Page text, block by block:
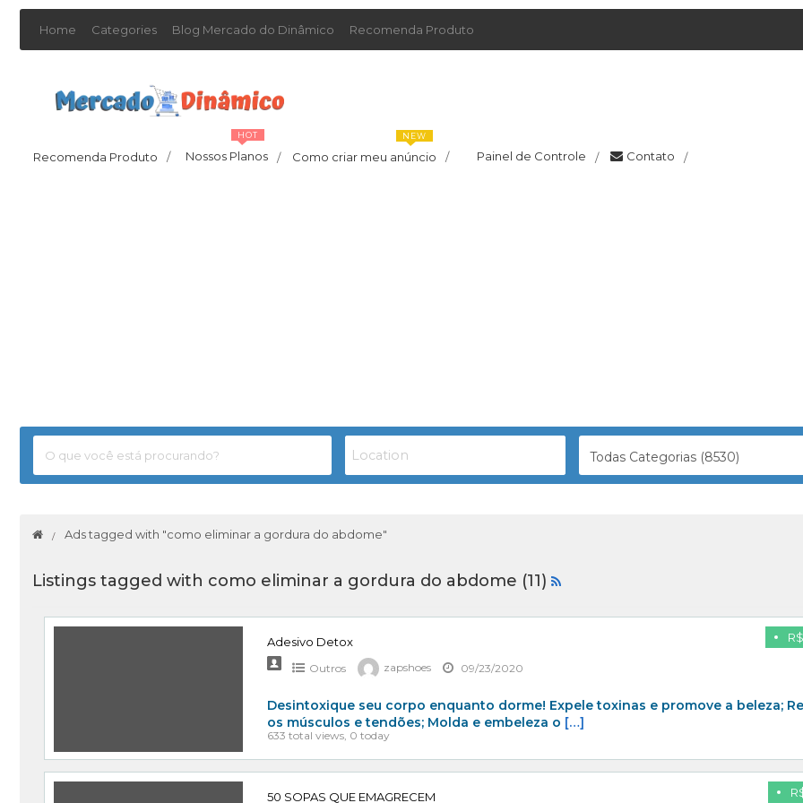
Home Categories Blog Mercado do Dinâmico Recomenda Produto
Recomenda Produto / Nossos Planos /
HOT
Como criar meu anúncio /
NEW
Painel de Controle / Contato /
Todas Categorias (8530)
Ads tagged with "como eliminar a gordura do abdome"
Listings tagged with como eliminar a gordura do abdome (11)
Adesivo Detox
Outros zapshoes 09/23/2020
Desintoxique seu corpo enquanto dorme! Expele toxinas e promove a beleza;
os músculos e tendões; Molda e embeleza o […]
633 total views, 0 today
50 SOPAS QUE EMAGRECEM